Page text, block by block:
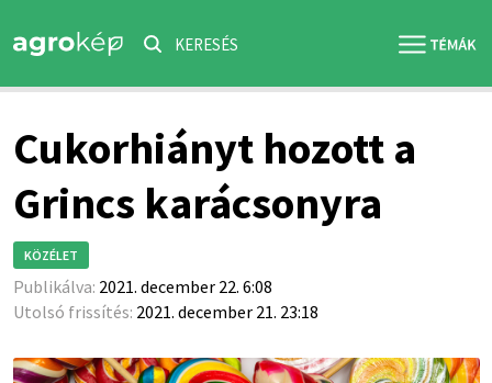
KERESÉS
Cukorhiányt hozott a
Grincs karácsonyra
KÖZÉLET
Publikálva: 2021. december 22. 6:08
Utolsó frissítés: 2021. december 21. 23:18